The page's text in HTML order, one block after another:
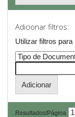
Adicionar filtros:
Utilizar filtros
Resultados/Página